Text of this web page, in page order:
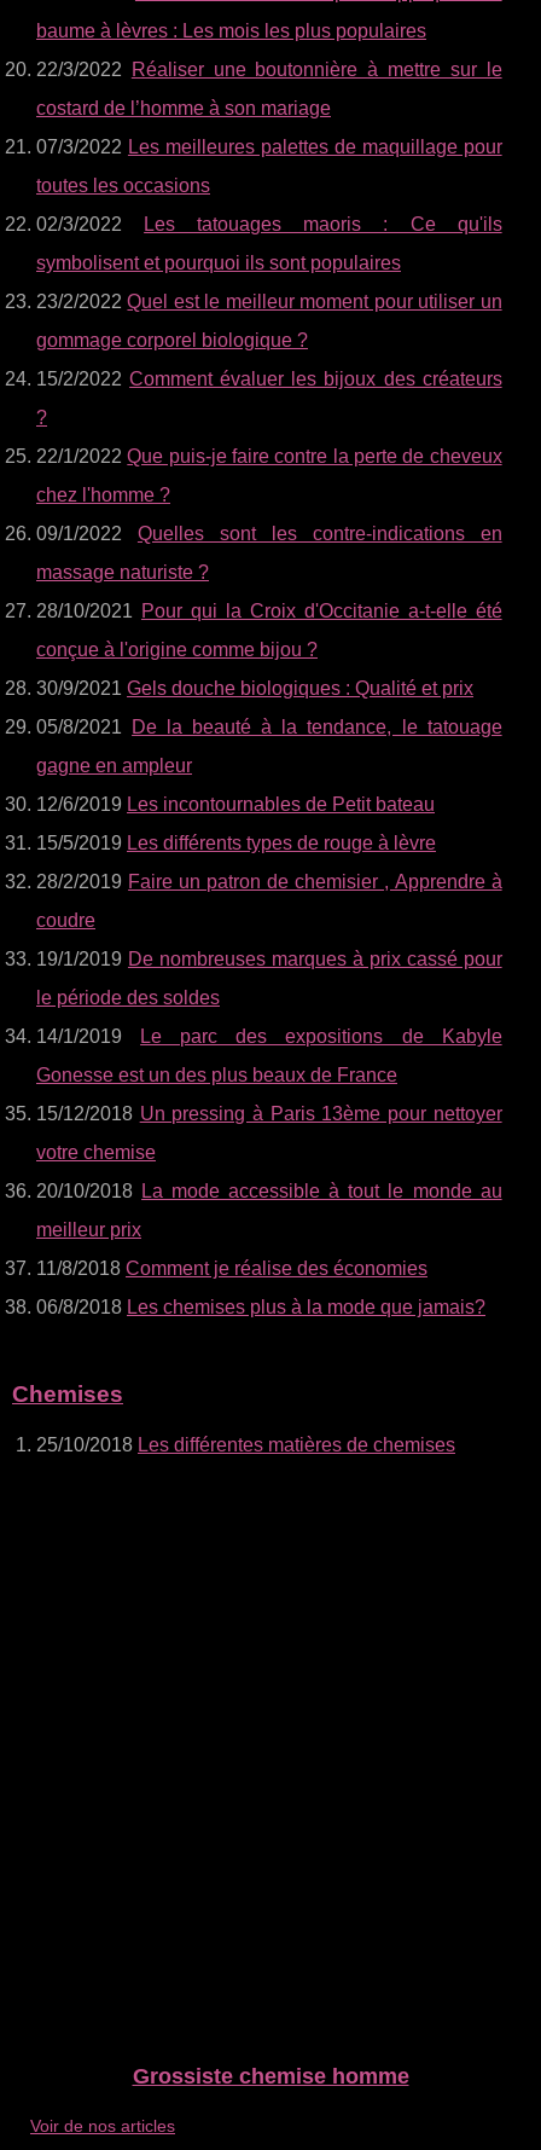
baume à lèvres : Les mois les plus populaires
22/3/2022
Réaliser une boutonnière à mettre sur le
costard de l’homme à son mariage
07/3/2022 Les meilleures palettes de maquillage pour
toutes les occasions
02/3/2022
Les tatouages maoris : Ce qu'ils
symbolisent et pourquoi ils sont populaires
23/2/2022Quel est le meilleur moment pour utiliser un
gommage corporel biologique ?
15/2/2022Comment évaluer les bijoux des créateurs
?
22/1/2022Que puis-je faire contre la perte de cheveux
chez l'homme ?
09/1/2022 Quelles sont les contre-indications en
massage naturiste ?
28/10/2021 Pour qui la Croix d'Occitanie a-t-elle été
conçue à l'origine comme bijou ?
30/9/2021 Gels douche biologiques : Qualité et prix
05/8/2021
De la beauté à la tendance, le tatouage
gagne en ampleur
12/6/2019 Les incontournables de Petit bateau
15/5/2019 Les différents types de rouge à lèvre
28/2/2019 Faire un patron de chemisier , Apprendre à
coudre
19/1/2019 De nombreuses marques à prix cassé pour
le période des soldes
14/1/2019
Le parc des expositions de Kabyle
Gonesse est un des plus beaux de France
15/12/2018 Un pressing à Paris 13ème pour nettoyer
votre chemise
20/10/2018 La mode accessible à tout le monde au
meilleur prix
11/8/2018 Comment je réalise des économies
06/8/2018 Les chemises plus à la mode que jamais?
Chemises
25/10/2018 Les différentes matières de chemises
Grossiste chemise homme
Voir de nos articles